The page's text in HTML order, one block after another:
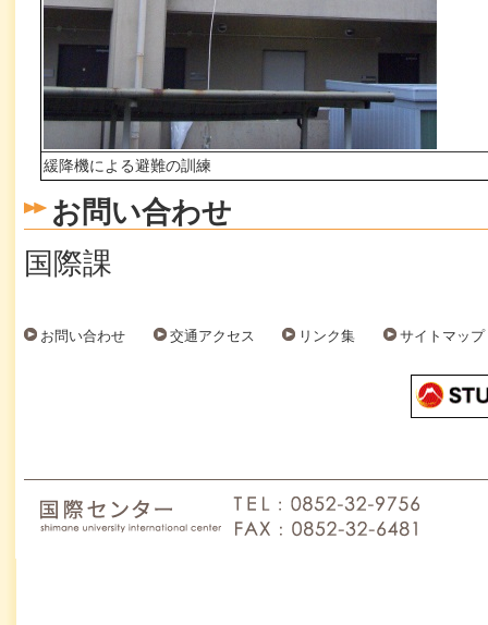
緩降機による避難の訓練
お問い合わせ
国際課
お問い合わせ 交通アクセス リンク集 サイトマップ